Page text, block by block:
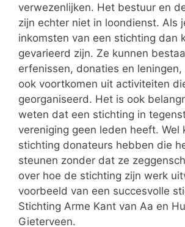
verwezenlijken. Het bestuur en
zijn echter niet in loondienst. Als
inkomsten van een stichting dan
gevarieerd zijn. Ze kunnen
erfenissen, donaties en leningen,
ook voortkomen uit activiteiten
georganiseerd. Het is ook
weten dat een stichting in
vereniging geen leden heeft. Wel
stichting donateurs hebben die
steunen zonder dat ze
over hoe de stichting zijn werk
voorbeeld van een succesvolle
Stichting Arme Kant van Aa en
Gieterveen.